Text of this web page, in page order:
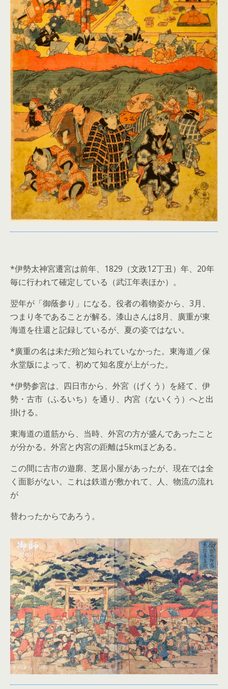
*伊勢太神宮遷宮は前年、1829（文政12丁丑）年、20年
毎に行われて確定している（武江年表ほか）。
翌年が「御蔭参り」になる。役者の着物姿から、3月、
つまり冬であることが解る。漆山さんは8月、廣重が東
海道を往還と記録しているが、夏の姿ではない。
*廣重の名は未だ殆ど知られていなかった。東海道／保
永堂版によって、初めて知名度が上がった。
*伊勢参宮は、四日市から、外宮（げくう）を経て、伊
勢・古市（ふるいち）を通り、内宮（ないくう）へと出
掛ける。
東海道の道筋から、当時、外宮の方が盛んであったこと
が分かる。外宮と内宮の距離は5kmほどある。
この間に古市の遊廓、芝居小屋があったが、現在では全
く面影がない。これは鉄道が敷かれて、人、物流の流れ
が
替わったからであろう。